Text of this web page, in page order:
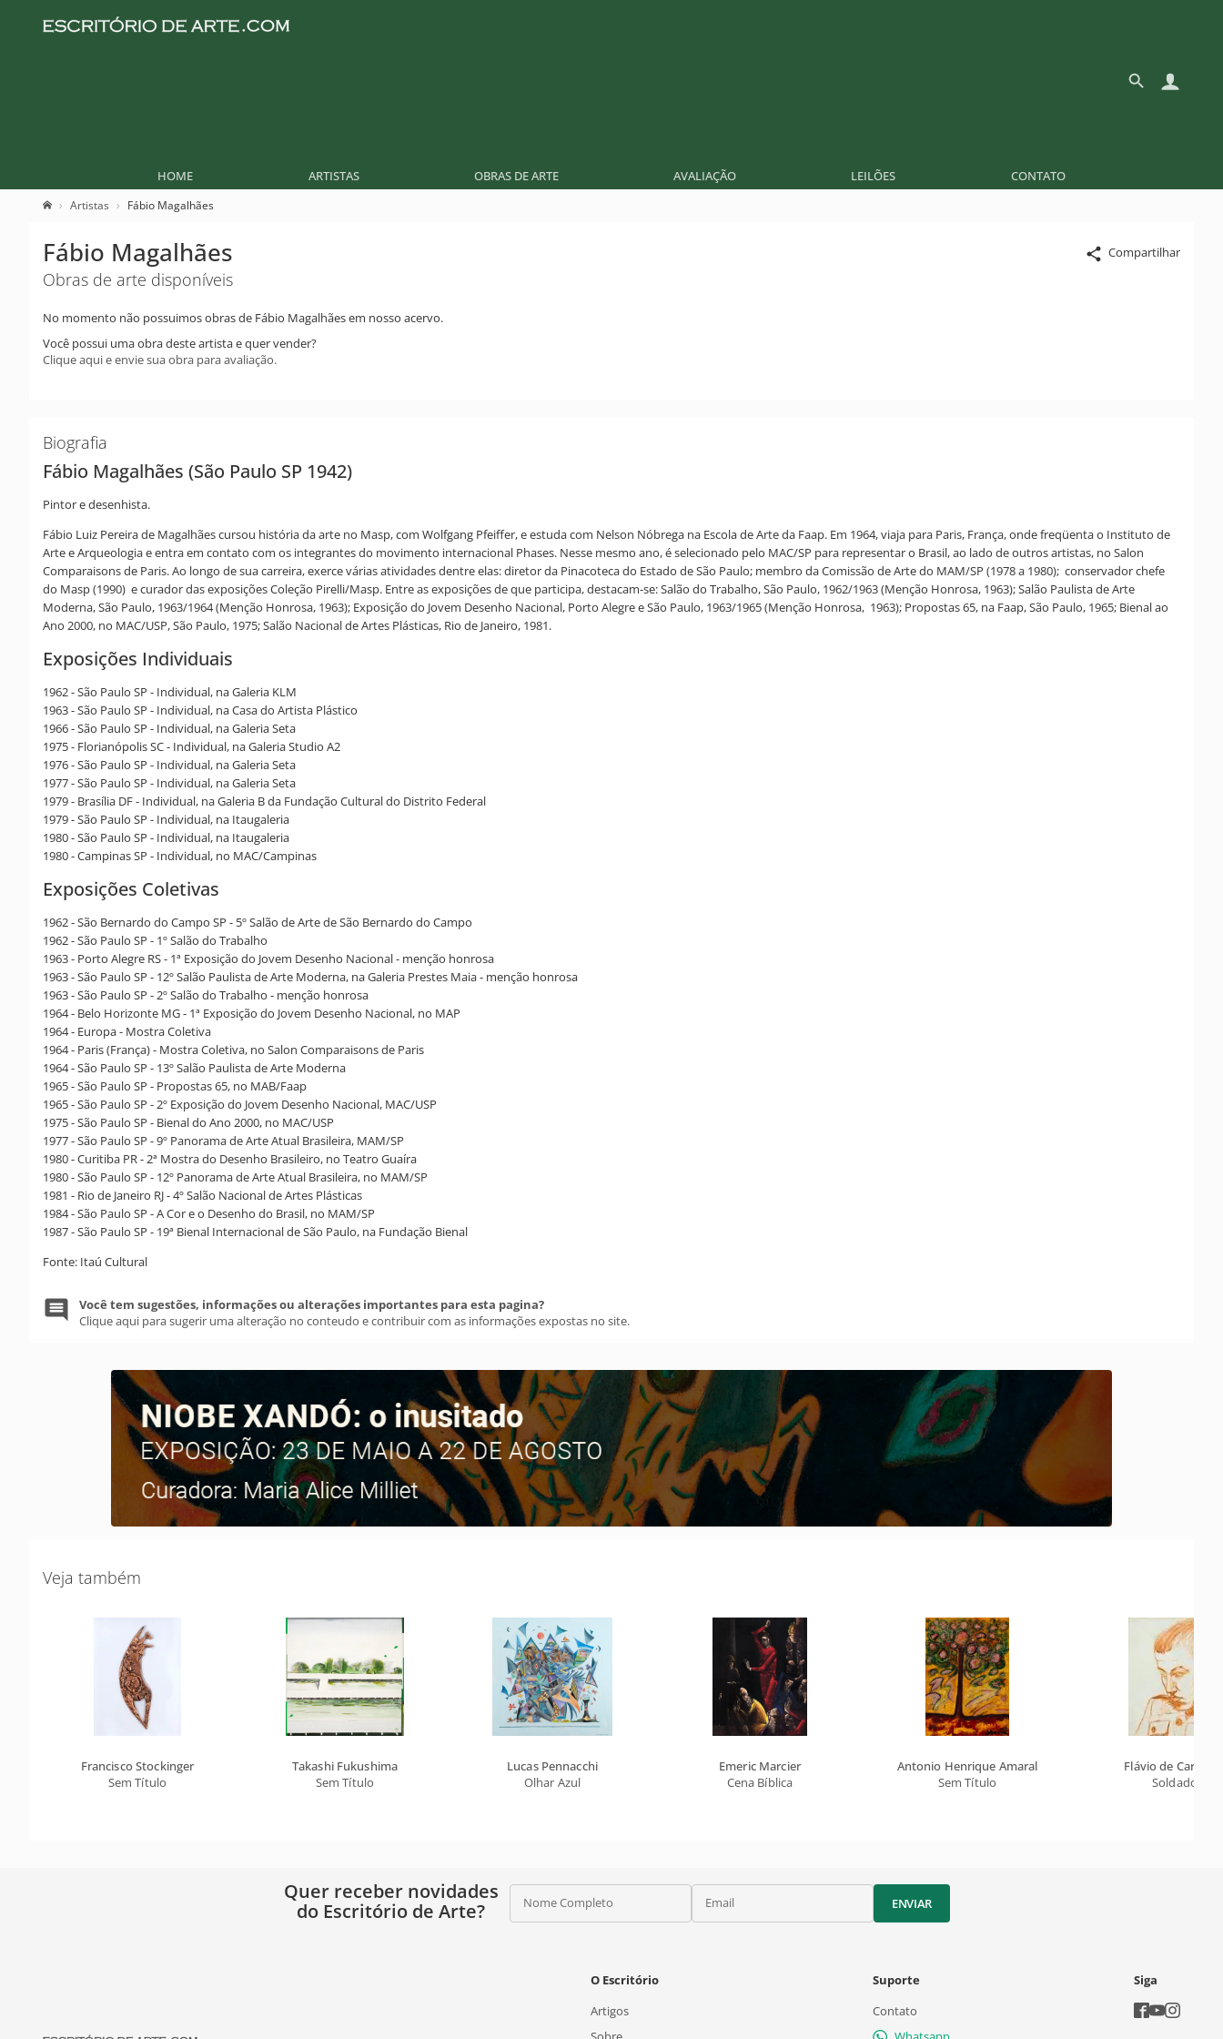
HOME ARTISTAS OBRAS DE ARTE AVALIAÇÃO LEILÕES CONTATO
Artistas Fábio Magalhães
Compartilhar
Fábio Magalhães
Obras de arte disponíveis
No momento não possuimos obras de Fábio Magalhães em nosso acervo.
Você possui uma obra deste artista e quer vender?
Clique aqui e envie sua obra para avaliação.
Biografia
Fábio Magalhães (São Paulo SP 1942)
Pintor e desenhista.
Fábio Luiz Pereira de Magalhães cursou história da arte no Masp, com Wolfgang Pfeiffer, e estuda com Nelson Nóbrega na Escola de Arte da Faap. Em 1964, viaja para Paris, França, onde freqüenta o Instituto de
Arte e Arqueologia e entra em contato com os integrantes do movimento internacional Phases. Nesse mesmo ano, é selecionado pelo MAC/SP para representar o Brasil, ao lado de outros artistas, no Salon
Comparaisons de Paris. Ao longo de sua carreira, exerce várias atividades dentre elas: diretor da Pinacoteca do Estado de São Paulo; membro da Comissão de Arte do MAM/SP (1978 a 1980); conservador chefe
do Masp (1990) e curador das exposições Coleção Pirelli/Masp. Entre as exposições de que participa, destacam-se: Salão do Trabalho, São Paulo, 1962/1963 (Menção Honrosa, 1963); Salão Paulista de Arte
Moderna, São Paulo, 1963/1964 (Menção Honrosa, 1963); Exposição do Jovem Desenho Nacional, Porto Alegre e São Paulo, 1963/1965 (Menção Honrosa, 1963); Propostas 65, na Faap, São Paulo, 1965; Bienal ao
Ano 2000, no MAC/USP, São Paulo, 1975; Salão Nacional de Artes Plásticas, Rio de Janeiro, 1981.
Exposições Individuais
1962 - São Paulo SP - Individual, na Galeria KLM
1963 - São Paulo SP - Individual, na Casa do Artista Plástico
1966 - São Paulo SP - Individual, na Galeria Seta
1975 - Florianópolis SC - Individual, na Galeria Studio A2
1976 - São Paulo SP - Individual, na Galeria Seta
1977 - São Paulo SP - Individual, na Galeria Seta
1979 - Brasília DF - Individual, na Galeria B da Fundação Cultural do Distrito Federal
1979 - São Paulo SP - Individual, na Itaugaleria
1980 - São Paulo SP - Individual, na Itaugaleria
1980 - Campinas SP - Individual, no MAC/Campinas
Exposições Coletivas
1962 - São Bernardo do Campo SP - 5º Salão de Arte de São Bernardo do Campo
1962 - São Paulo SP - 1º Salão do Trabalho
1963 - Porto Alegre RS - 1ª Exposição do Jovem Desenho Nacional - menção honrosa
1963 - São Paulo SP - 12º Salão Paulista de Arte Moderna, na Galeria Prestes Maia - menção honrosa
1963 - São Paulo SP - 2º Salão do Trabalho - menção honrosa
1964 - Belo Horizonte MG - 1ª Exposição do Jovem Desenho Nacional, no MAP
1964 - Europa - Mostra Coletiva
1964 - Paris (França) - Mostra Coletiva, no Salon Comparaisons de Paris
1964 - São Paulo SP - 13º Salão Paulista de Arte Moderna
1965 - São Paulo SP - Propostas 65, no MAB/Faap
1965 - São Paulo SP - 2º Exposição do Jovem Desenho Nacional, MAC/USP
1975 - São Paulo SP - Bienal do Ano 2000, no MAC/USP
1977 - São Paulo SP - 9º Panorama de Arte Atual Brasileira, MAM/SP
1980 - Curitiba PR - 2ª Mostra do Desenho Brasileiro, no Teatro Guaíra
1980 - São Paulo SP - 12º Panorama de Arte Atual Brasileira, no MAM/SP
1981 - Rio de Janeiro RJ - 4º Salão Nacional de Artes Plásticas
1984 - São Paulo SP - A Cor e o Desenho do Brasil, no MAM/SP
1987 - São Paulo SP - 19ª Bienal Internacional de São Paulo, na Fundação Bienal
Fonte: Itaú Cultural
Você tem sugestões, informações ou alterações importantes para esta pagina?
Clique aqui para sugerir uma alteração no conteudo e contribuir com as informações expostas no site.
Veja também
Francisco Stockinger
Sem Título
Takashi Fukushima
Sem Título
Lucas Pennacchi
Olhar Azul
Emeric Marcier
Cena Bíblica
Antonio Henrique Amaral
Sem Título
Flávio de
Soldado
Quer receber novidades
do Escritório de Arte?
Nome Completo Email ENVIAR
O Escritório
Artigos
Suporte
Contato
Siga